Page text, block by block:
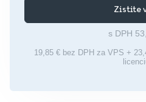
Zistite
s DPH
19,85 € bez DPH za VPS +